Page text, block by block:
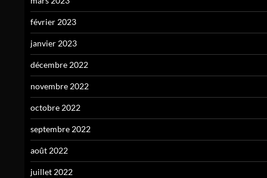
février 2023
janvier 2023
décembre 2022
novembre 2022
octobre 2022
septembre 2022
août 2022
juillet 2022